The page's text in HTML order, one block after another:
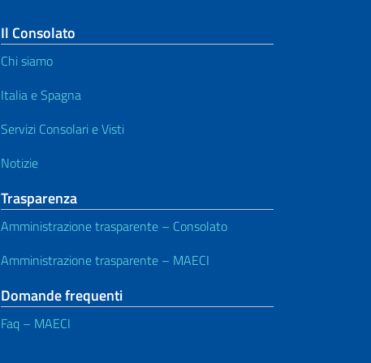
Il Consolato
Chi siamo
Italia e Spagna
Servizi Consolari e Visti
Notizie
Trasparenza
Amministrazione trasparente – Consolato
Amministrazione trasparente – MAECI
Domande frequenti
Faq – MAECI